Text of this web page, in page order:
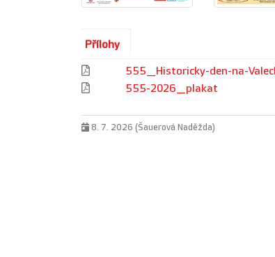
Přílohy
555_Historicky-den-na-
555-2026_plakat
8. 7. 2026 (Šauerová Naděžda)